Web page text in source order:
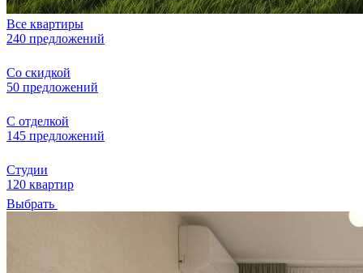
Все квартиры
240 предложений
Со скидкой
50 предложений
С отделкой
145 предложений
Студии
120 квартир
Выбрать